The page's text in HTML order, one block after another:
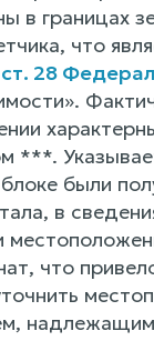
в границах
что
ст. 28
***.
были
в
что